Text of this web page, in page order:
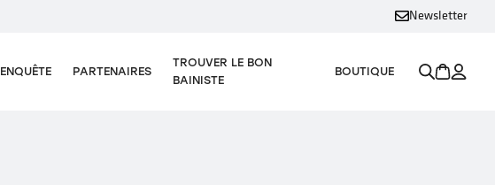
Newsletter
ENQUÊTE PARTENAIRES
TROUVER LE BON
BAINISTE
BOUTIQUE